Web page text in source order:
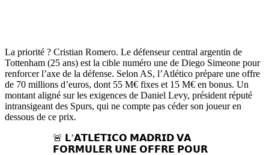
La priorité ? Cristian Romero. Le défenseur central argentin de
Tottenham (25 ans) est la cible numéro une de Diego Simeone pour
renforcer l’axe de la défense. Selon AS, l’Atlético prépare une offre
de 70 millions d’euros, dont 55 M€ fixes et 15 M€ en bonus. Un
montant aligné sur les exigences de Daniel Levy, président réputé
intransigeant des Spurs, qui ne compte pas céder son joueur en
dessous de ce prix.
🚨 𝗟’𝗔𝗧𝗟𝗘́𝗧𝗜𝗖𝗢 𝗠𝗔𝗗𝗥𝗜𝗗 𝗩𝗔
𝗙𝗢𝗥𝗠𝗨𝗟𝗘𝗥 𝗨𝗡𝗘 𝗢𝗙𝗙𝗥𝗘 𝗣𝗢𝗨𝗥